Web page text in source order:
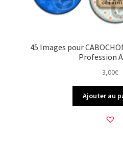
45 Images pour
Profession
3,00€
Ajouter au